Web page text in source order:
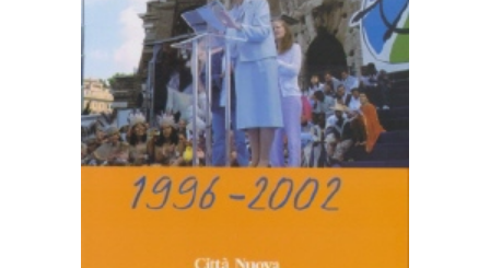
AGGIUNGI AL CARRELLO